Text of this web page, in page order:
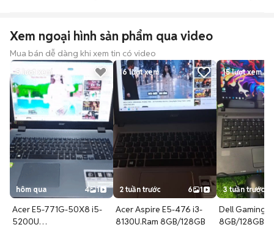
Xem ngoại hình sản phẩm qua video
Mua bán dễ dàng khi xem tin có video
5lượt xem
hôm qua 4 1
Acer E5-771G-50X8 i5-
5200U
16lượt xem
2 tuần trước 6 1
Acer Aspire E5-476 i3-
8130U.Ram 8GB/128GB
15lượt xem
3 tuần trước
Dell Gaming
8GB/128GB